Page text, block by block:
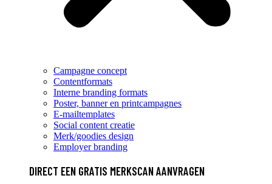
Campagne concept
Contentformats
Interne branding formats
Poster, banner en printcampagnes
E-mailtemplates
Social content creatie
Merk/goodies design
Employer branding
DIRECT EEN GRATIS MERKSCAN AANVRAGEN